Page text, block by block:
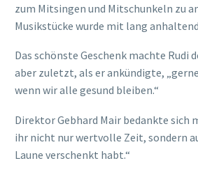
zum Mitsingen und Mitschunkeln zu
Musikstücke wurde mit lang
Das schönste Geschenk machte Rudi
aber zuletzt, als er ankündigte,
wenn wir alle gesund bleiben.“
Direktor Gebhard Mair bedankte sich
ihr nicht nur wertvolle Zeit, sondern
Laune verschenkt habt.“